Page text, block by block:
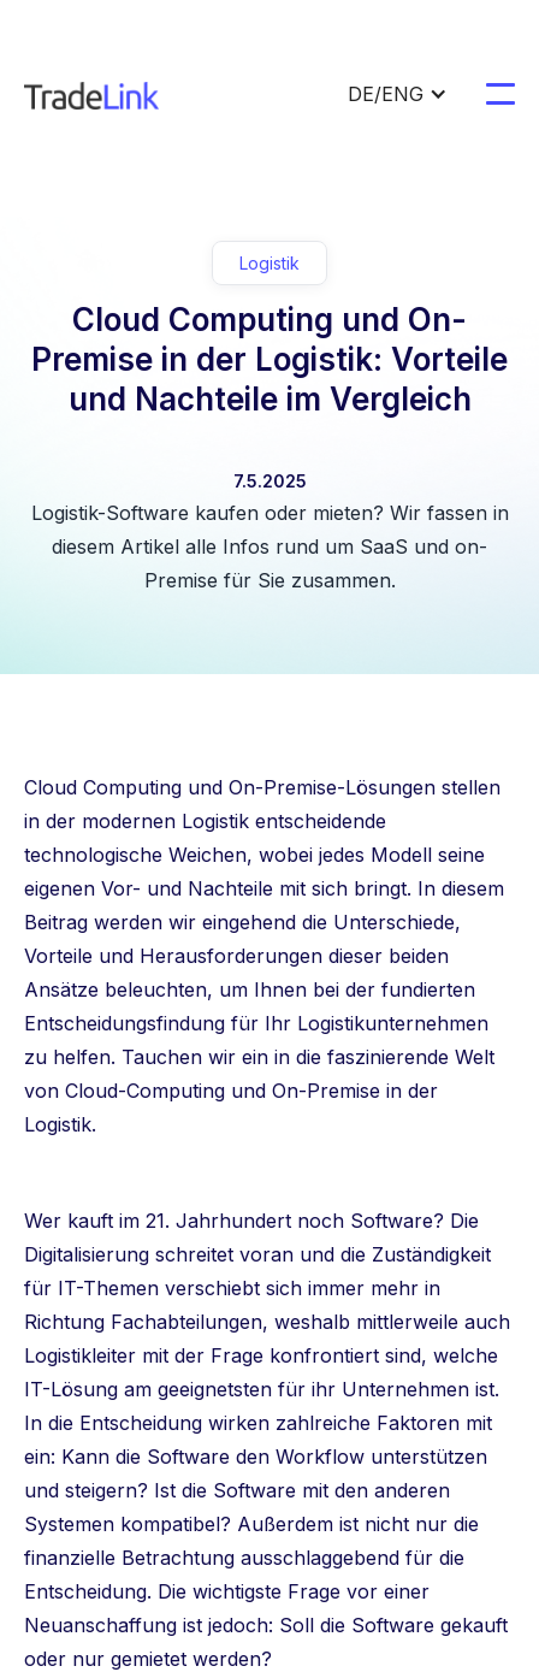
DE/ENG
Logistik
Cloud Computing und On-
Premise in der Logistik: Vorteile
und Nachteile im Vergleich
7.5.2025
Logistik-Software kaufen oder mieten? Wir fassen in
diesem Artikel alle Infos rund um SaaS und on-
Premise für Sie zusammen.
Cloud Computing und On-Premise-Lösungen stellen
in der modernen Logistik entscheidende
technologische Weichen, wobei jedes Modell seine
eigenen Vor- und Nachteile mit sich bringt. In diesem
Beitrag werden wir eingehend die Unterschiede,
Vorteile und Herausforderungen dieser beiden
Ansätze beleuchten, um Ihnen bei der fundierten
Entscheidungsfindung für Ihr Logistikunternehmen
zu helfen. Tauchen wir ein in die faszinierende Welt
von Cloud-Computing und On-Premise in der
Logistik.
Wer kauft im 21. Jahrhundert noch Software? Die
Digitalisierung schreitet voran und die Zuständigkeit
für IT-Themen verschiebt sich immer mehr in
Richtung Fachabteilungen, weshalb mittlerweile auch
Logistikleiter mit der Frage konfrontiert sind, welche
IT-Lösung am geeignetsten für ihr Unternehmen ist.
In die Entscheidung wirken zahlreiche Faktoren mit
ein: Kann die Software den Workflow unterstützen
und steigern? Ist die Software mit den anderen
Systemen kompatibel? Außerdem ist nicht nur die
finanzielle Betrachtung ausschlaggebend für die
Entscheidung. Die wichtigste Frage vor einer
Neuanschaffung ist jedoch: Soll die Software gekauft
oder nur gemietet werden?